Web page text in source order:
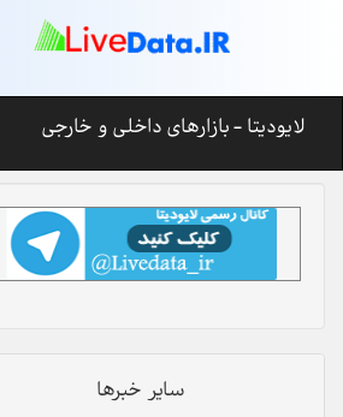
لایودیتا - بازارهای داخلی و خارجی
سایر خبرها